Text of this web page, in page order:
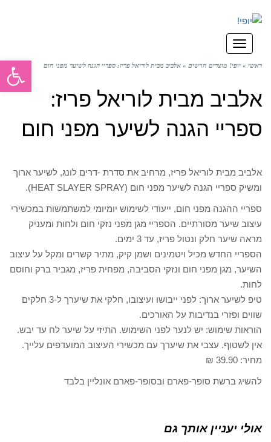
תפריט
ראשי » יופי! מוצרים חדשים » אלביב מבית לוריאל פריז: ספריי הגנה לשיער מפני חום
אלביב מבית לוריאל פריז:
ספריי הגנה לשיער מפני חום
אלביב מבית לוריאל פריז, מרחיב את סדרת -דרים לונג, לשיער ארוך
ומשיק ספריי הגנה לשיער מפני חום (HEAT SLAYER SPRAY).
ספריי ההגנה מפני חום, ייעודי לשימוש יומיומי למשתמשות במכשירי
עיצוב שיער מסורתיים. הספריי מגן מפני נזקי חום ולחות ומעניק
מראה שיער חלק ונטול פריז, עד 3 ימים.
הספריי החדש מכיל ויטמינים ושמן קיק, מתיר קשרים ומקל על עיצוב
השיער, מגן מפני חום ונזקי הסביבה, מפחית פריז, מגביר ברק וחוסם
לחות.
טיפ לשיער ארוך: לפני ייבושו ועיצובו, חלקי את שיערך ל-3 חלקים
שווים ופזרי בנדיבות על האורכים.
הוראות שימוש: יש לנער לפני השימוש. התיזי על שיער לח עד יבש.
אין לשטוף. עצבי את שיערך עם מכשירי העיצוב המועדפים עלייך.
מחיר: 39.90 ₪
להשיג ברשת סופר-פארם ובסופר-פארם אונליין בלבד
אולי יעניין אותך גם
פתח